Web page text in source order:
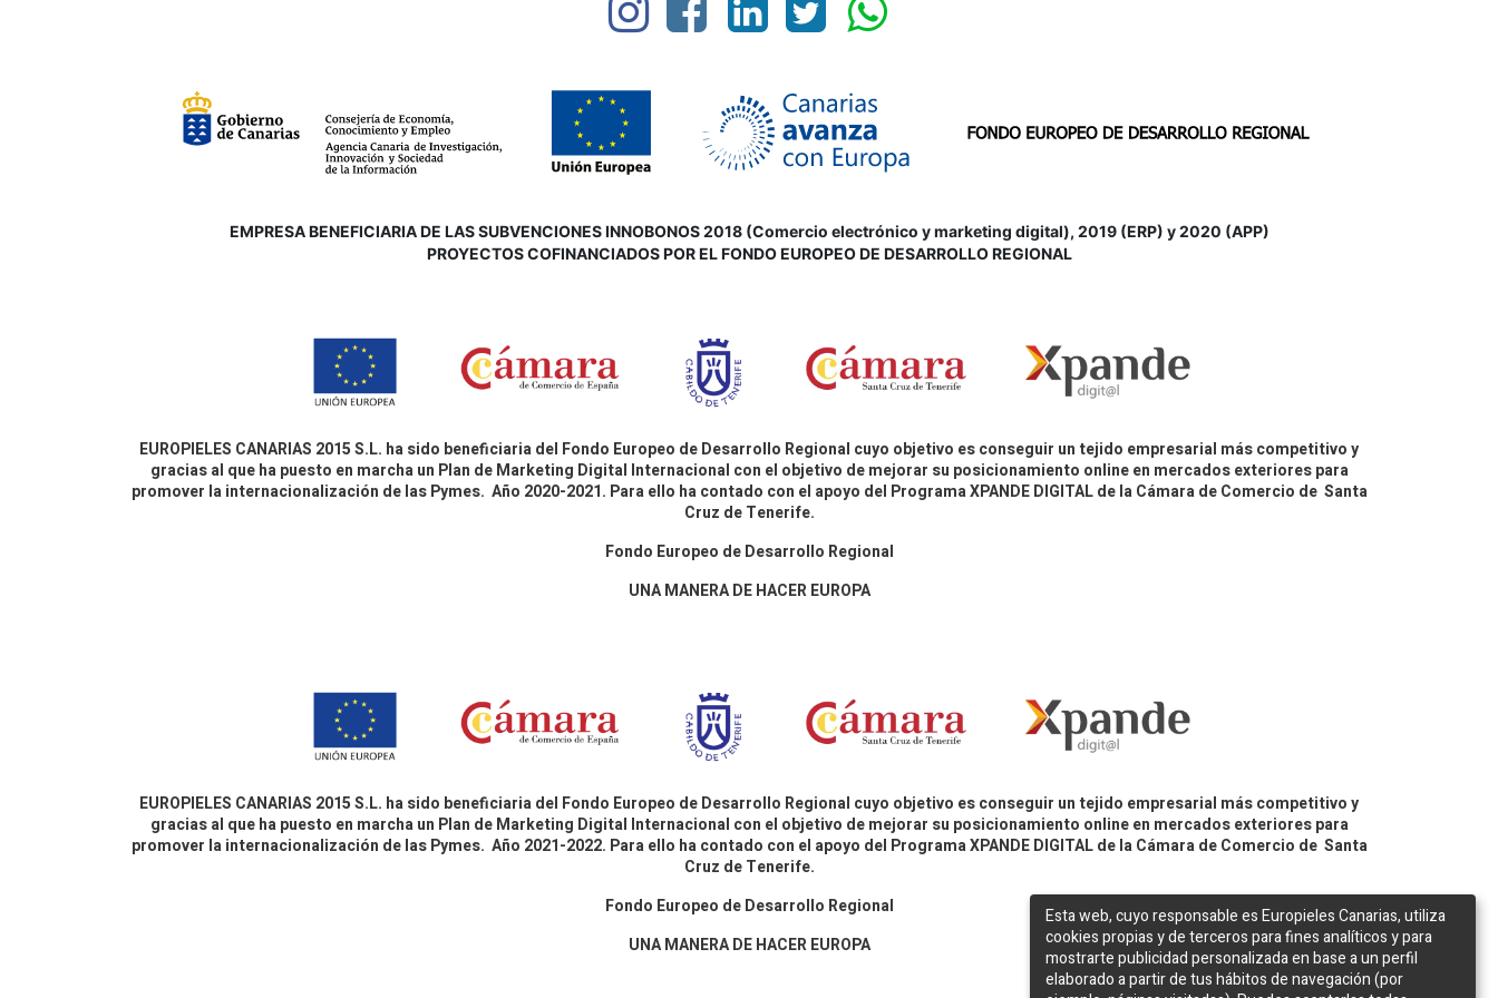
EMPRESA BENEFICIARIA DE LAS SUBVENCIONES INNOBONOS 2018 (Comercio electrónico y marketing digital), 2019 (ERP) y 2020 (APP)
PROYECTOS COFINANCIADOS POR EL FONDO EUROPEO DE DESARROLLO REGIONAL
EUROPIELES CANARIAS 2015 S.L. ha sido beneficiaria del Fondo Europeo de Desarrollo Regional cuyo objetivo es conseguir un tejido empresarial más competitivo y
gracias al que ha puesto en marcha un Plan de Marketing Digital Internacional con el objetivo de mejorar su posicionamiento online en mercados exteriores para
promover la internacionalización de las Pymes. Año 2020-2021. Para ello ha contado con el apoyo del Programa XPANDE DIGITAL de la Cámara de Comercio de Santa
Cruz de Tenerife.
Fondo Europeo de Desarrollo Regional
UNA MANERA DE HACER EUROPA
EUROPIELES CANARIAS 2015 S.L. ha sido beneficiaria del Fondo Europeo de Desarrollo Regional cuyo objetivo es conseguir un tejido empresarial más competitivo y
gracias al que ha puesto en marcha un Plan de Marketing Digital Internacional con el objetivo de mejorar su posicionamiento online en mercados exteriores para
promover la internacionalización de las Pymes. Año 2021-2022. Para ello ha contado con el apoyo del Programa XPANDE DIGITAL de la Cámara de Comercio de Santa
Cruz de Tenerife.
Fondo Europeo de Desarrollo Regional
UNA MANERA DE HACER EUROPA
Esta web, cuyo responsable es Europieles Canarias, utiliza
cookies propias y de terceros para fines analíticos y para
mostrarte publicidad personalizada en base a un perfil
elaborado a partir de tus hábitos de navegación (por